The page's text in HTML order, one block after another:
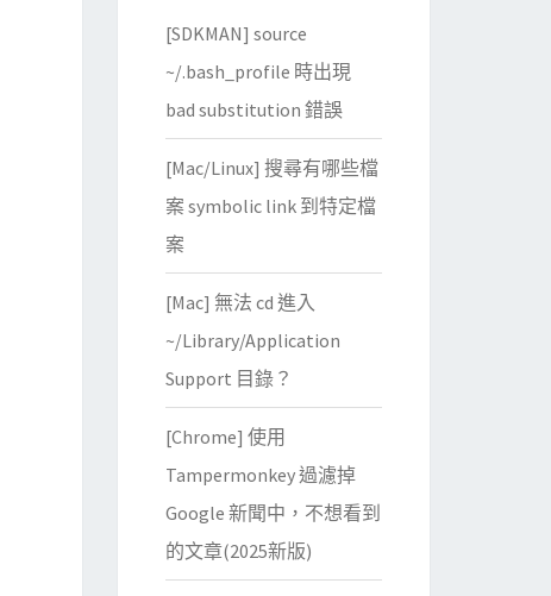
[SDKMAN] source
~/.bash_profile 時出現
bad substitution 錯誤
[Mac/Linux] 搜尋有哪些檔
案 symbolic link 到特定檔
案
[Mac] 無法 cd 進入
~/Library/Application
Support 目錄？
[Chrome] 使用
Tampermonkey 過濾掉
Google 新聞中，不想看到
的文章(2025新版)